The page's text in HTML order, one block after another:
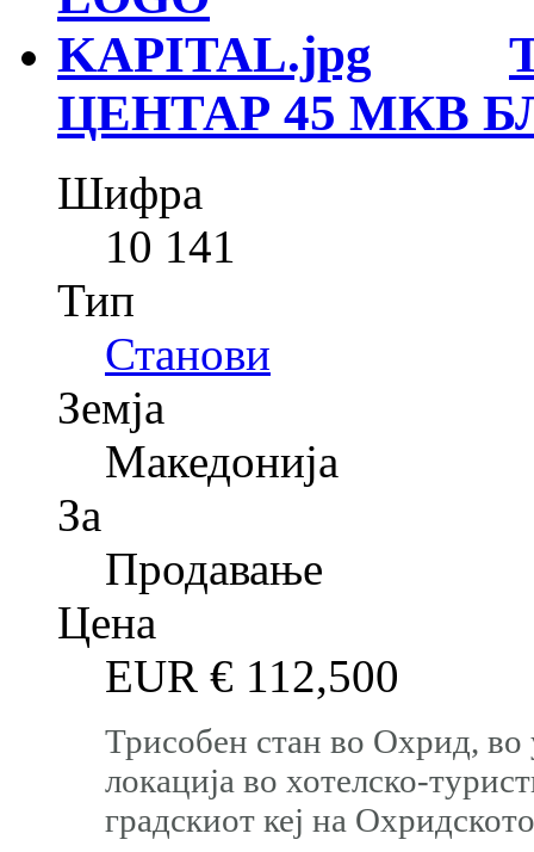
ЦЕНТАР 45 МКВ
Шифра
10 141
Тип
Станови
Земја
Македонија
За
Продавање
Цена
EUR € 112,500
Трисобен стан во Охрид, во
локација во хотелско-
градскиот кеј на